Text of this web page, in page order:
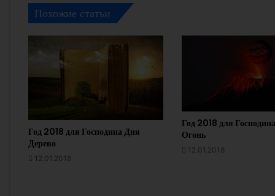
Похожие статьи
Год 2018 для Господина Дня
Дерево
12.01.2018
Год 2018 для
Огонь
12.01.2018